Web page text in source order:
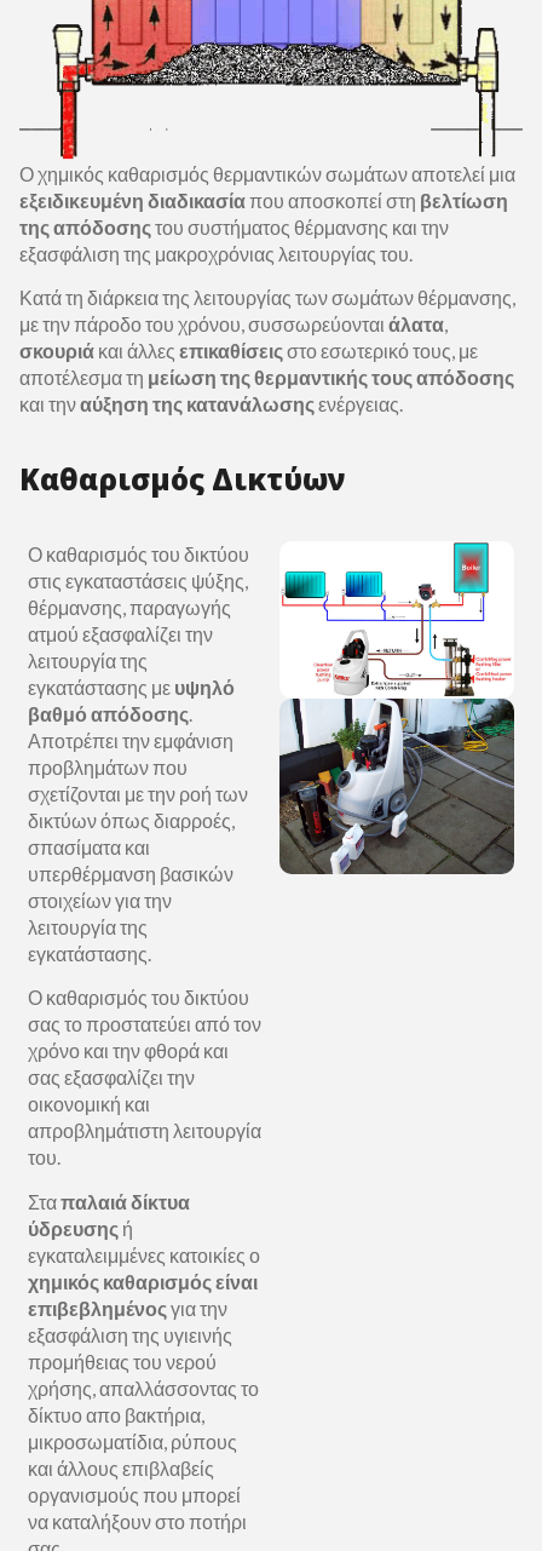
Ο χημικός καθαρισμός θερμαντικών σωμάτων αποτελεί μια
εξειδικευμένη διαδικασίαπου αποσκοπεί στη βελτίωση
της απόδοσης του συστήματος θέρμανσης και την
εξασφάλιση της μακροχρόνιας λειτουργίας του.
Κατά τη διάρκεια της λειτουργίας των σωμάτων θέρμανσης,
με την πάροδο του χρόνου, συσσωρεύονται άλατα,
σκουριά και άλλες επικαθίσεις στο εσωτερικό τους, με
αποτέλεσμα τη μείωση της θερμαντικής τους απόδοσης
και τηναύξηση της κατανάλωσης ενέργειας.
Καθαρισμός Δικτύων
Ο καθαρισμός του δικτύου
στις εγκαταστάσεις ψύξης,
θέρμανσης, παραγωγής
ατμού εξασφαλίζει την
λειτουργία της
εγκατάστασης με υψηλό
βαθμό απόδοσης
Αποτρέπει την εμφάνιση
προβλημάτων που
σχετίζονται με την ροή των
δικτύων όπως διαρροές,
σπασίματα και
υπερθέρμανση βασικών
στοιχείων για την
λειτουργία της
εγκατάστασης.
Ο καθαρισμός του δικτύου
σας το προστατεύει από τον
χρόνο και την φθορά και
σας εξασφαλίζει την
οικονομική και
απροβλημάτιστη λειτουργία
του.
Σταπαλαιά δίκτυα
ύδρευσης ή
εγκαταλειμμένες κατοικίες ο
χημικός καθαρισμός είναι
επιβεβλημένος για την
εξασφάλιση της υγιεινής
προμήθειας του νερού
χρήσης, απαλλάσσοντας το
δίκτυο απο βακτήρια,
μικροσωματίδια, ρύπους
και άλλους επιβλαβείς
οργανισμούς που μπορεί
να καταλήξουν στο ποτήρι